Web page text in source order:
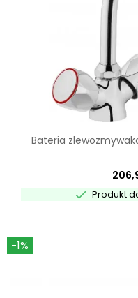
Bateria
 Produkt
-1%